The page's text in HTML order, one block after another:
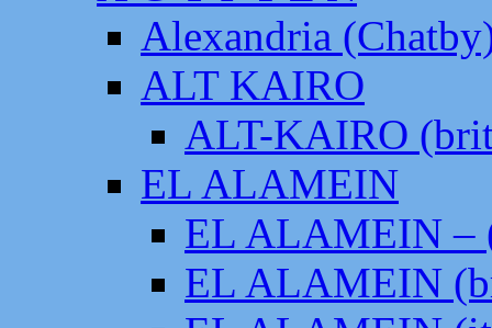
Alexandria
ALT KAIRO
ALT-KAIRO
EL ALAMEIN
EL ALAMEIN –
EL ALAMEIN